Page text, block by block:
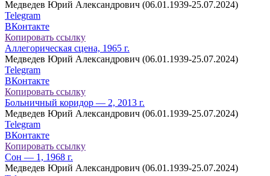
Медведев Юрий Александрович (06.01.1939-25.07.2024)
Telegram
ВКонтакте
Копировать ссылку
Аллегорическая сцена, 1965 г.
Медведев Юрий Александрович (06.01.1939-25.07.2024)
Telegram
ВКонтакте
Копировать ссылку
Больничный коридор — 2, 2013 г.
Медведев Юрий Александрович (06.01.1939-25.07.2024)
Telegram
ВКонтакте
Копировать ссылку
Сон — 1, 1968 г.
Медведев Юрий Александрович (06.01.1939-25.07.2024)